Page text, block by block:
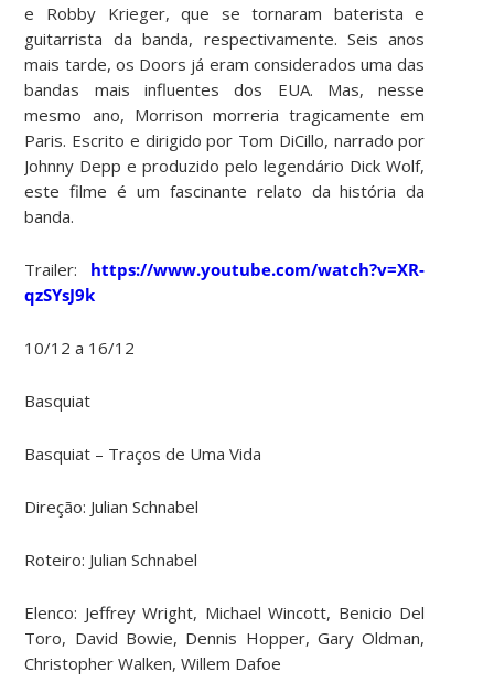
e Robby Krieger, que se tornaram baterista e
guitarrista da banda, respectivamente. Seis anos
mais tarde, os Doors já eram considerados uma das
bandas mais influentes dos EUA. Mas, nesse
mesmo ano, Morrison morreria tragicamente em
Paris. Escrito e dirigido por Tom DiCillo, narrado por
Johnny Depp e produzido pelo legendário Dick Wolf,
este filme é um fascinante relato da história da
banda.
Trailer: https://www.youtube.com/watch?v=XR-
qzSYsJ9k
10/12 a 16/12
Basquiat
Basquiat – Traços de Uma Vida
Direção: Julian Schnabel
Roteiro: Julian Schnabel
Elenco: Jeffrey Wright, Michael Wincott, Benicio Del
Toro, David Bowie, Dennis Hopper, Gary Oldman,
Christopher Walken, Willem Dafoe